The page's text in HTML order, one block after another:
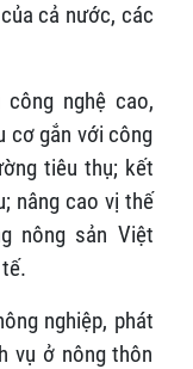
cả nước, các
nghệ cao,
cơ gắn với công
tiêu thụ; kết
nâng cao vị thế
nông sản Việt
nghiệp, phát
vụ ở nông thôn